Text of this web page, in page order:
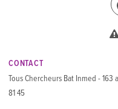
CONTACT
Tous Chercheurs Bat Inmed -
81 45